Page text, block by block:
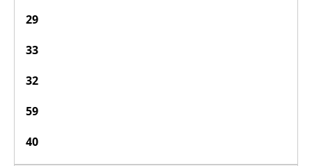
29
33
32
59
40